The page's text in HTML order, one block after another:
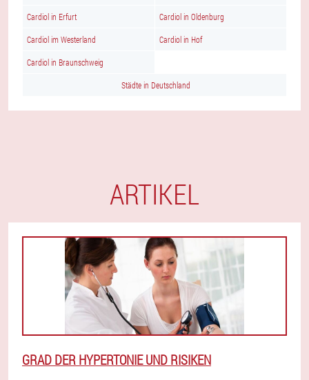
Cardiol in Erfurt Cardiol in Oldenburg
Cardiol im Westerland Cardiol in Hof
Cardiol in Braunschweig
Städte in Deutschland
ARTIKEL
GRAD DER HYPERTONIE UND RISIKEN